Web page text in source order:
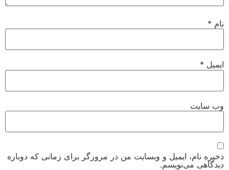
نام *
ایمیل *
وب‌ سایت
ذخیره نام، ایمیل و وبسایت من در مرورگر برای زمانی که دوباره
دیدگاهی می‌نویسم.